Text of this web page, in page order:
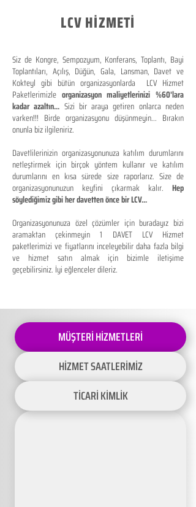
LCV HİZMETİ
Siz de Kongre, Sempozyum, Konferans, Toplantı, Bayi
Toplantıları, Açılış, Düğün, Gala, Lansman, Davet ve
Kokteyl gibi bütün organizasyonlarda LCV Hizmet
Paketlerimizle organizasyon maliyetlerinizi %60'lara
kadar azaltın... Sizi bir araya getiren onlarca neden
varken!!! Birde organizasyonu düşünmeyin... Bırakın
onunla biz ilgileniriz.
Davetlilerinizin organizasyonunuza katılım durumlarını
netleştirmek için birçok yöntem kullanır ve katılım
durumlarını en kısa sürede size raporlarız. Size de
organizasyonunuzun keyfini çıkarmak kalır. Hep
söylediğimiz gibi her davetten önce bir LCV...
Organizasyonunuza özel çözümler için buradayız bizi
aramaktan çekinmeyin 1 DAVET LCV Hizmet
paketlerimizi ve fiyatlarını inceleyebilir daha fazla bilgi
ve hizmet satın almak için bizimle iletişime
geçebilirsiniz. İyi eğlenceler dileriz.
MÜŞTERİ HİZMETLERİ
HİZMET SAATLERİMİZ
TİCARİ KİMLİK